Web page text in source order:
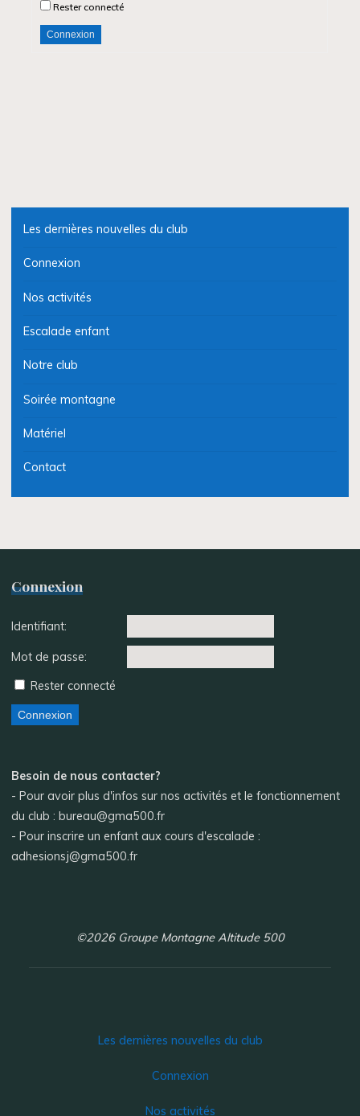
Rester connecté
Connexion
Les dernières nouvelles du club
Connexion
Nos activités
Escalade enfant
Notre club
Soirée montagne
Matériel
Contact
Connexion
Identifiant:
Mot de passe:
Rester connecté
Connexion
Besoin de nous contacter?
- Pour avoir plus d'infos sur nos activités et le fonctionnement
du club : bureau@gma500.fr
- Pour inscrire un enfant aux cours d'escalade :
adhesionsj@gma500.fr
©2026 Groupe Montagne Altitude 500
Les dernières nouvelles du club
Connexion
Nos activités